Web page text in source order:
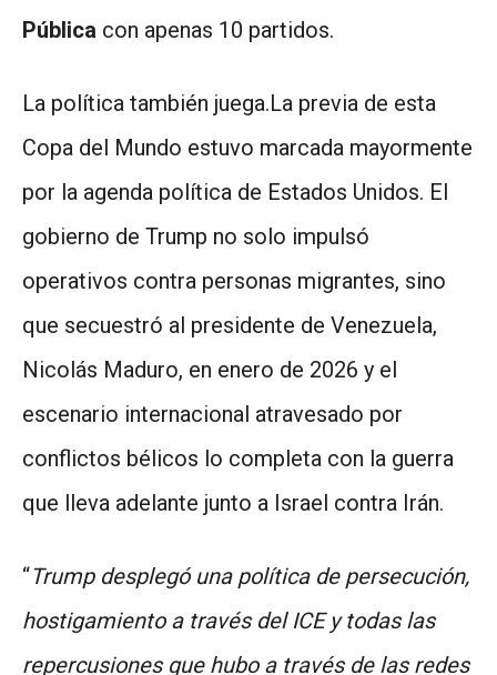
Pública con apenas 10 partidos.
La política también juega.La previa de esta
Copa del Mundo estuvo marcada mayormente
por la agenda política de Estados Unidos. El
gobierno de Trump no solo impulsó
operativos contra personas migrantes, sino
que secuestró al presidente de Venezuela,
Nicolás Maduro, en enero de 2026 y el
escenario internacional atravesado por
conflictos bélicos lo completa con la guerra
que lleva adelante junto a Israel contra Irán.
“Trump desplegó una política de persecución,
hostigamiento a través del ICE y todas las
repercusiones que hubo a través de las redes